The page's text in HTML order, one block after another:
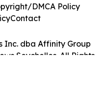
Inc. dba Affinity Group
Seychelles. All Rights
DMCA Policy
Contact